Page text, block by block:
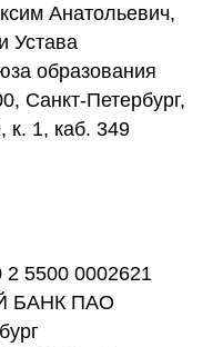
Анатольевич,
Устава
образования
Санкт-Петербург,
к. 1, каб. 349
2 5500 0002621
БАНК ПАО